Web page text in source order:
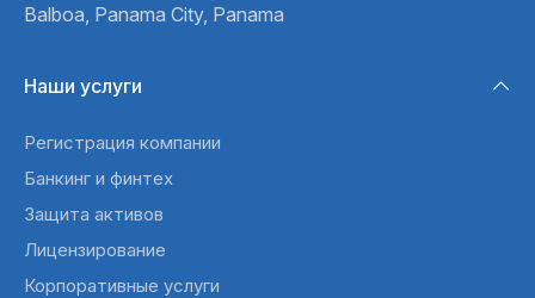
Balboa, Panama City, Panama
Наши услуги
Регистрация компании
Банкинг и финтех
Защита активов
Лицензирование
Корпоративные услуги